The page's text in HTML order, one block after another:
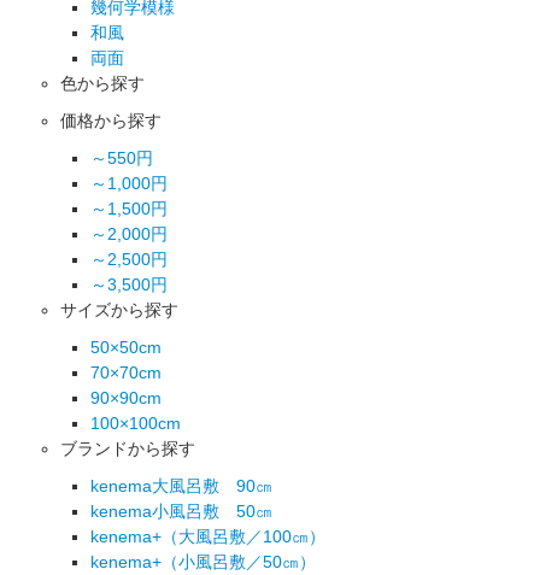
幾何学模様
和風
両面
色から探す
価格から探す
～550円
～1,000円
～1,500円
～2,000円
～2,500円
～3,500円
サイズから探す
50×50cm
70×70cm
90×90cm
100×100cm
ブランドから探す
kenema大風呂敷 90㎝
kenema小風呂敷 50㎝
kenema+（大風呂敷／100㎝）
kenema+（小風呂敷／50㎝）